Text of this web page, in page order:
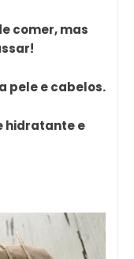
comer, mas
pele e cabelos.
hidratante e